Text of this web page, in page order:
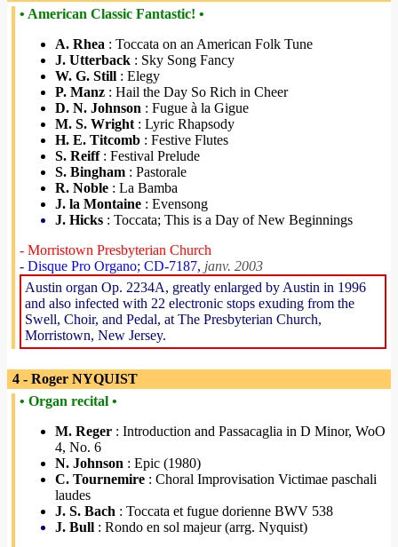
• American Classic Fantastic! •
A. Rhea : Toccata on an American Folk Tune
J. Utterback : Sky Song Fancy
W. G. Still : Elegy
P. Manz : Hail the Day So Rich in Cheer
D. N. Johnson : Fugue à la Gigue
M. S. Wright : Lyric Rhapsody
H. E. Titcomb : Festive Flutes
S. Reiff: Festival Prelude
S. Bingham : Pastorale
R. Noble : La Bamba
J. la Montaine : Evensong
J. Hicks : Toccata; This is a Day of New Beginnings
- Morristown Presbyterian Church
- Disque Pro Organo; CD-7187, janv. 2003
Austin organ Op. 2234A, greatly enlarged by Austin in 1996
and also infected with 22 electronic stops exuding from the
Swell, Choir, and Pedal, at The Presbyterian Church,
Morristown, New Jersey.
4 - Roger NYQUIST
• Organ recital •
M. Reger : Introduction and Passacaglia in D Minor, WoO
4, No. 6
N. Johnson : Epic (1980)
C. Tournemire : Choral Improvisation Victimae paschali
laudes
J. S. Bach : Toccata et fugue dorienne BWV 538
J. Bull : Rondo en sol majeur (arrg. Nyquist)